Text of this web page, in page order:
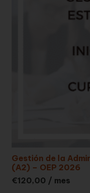
Gestión de la
(A2) – OEP 2026
€120,00 / mes